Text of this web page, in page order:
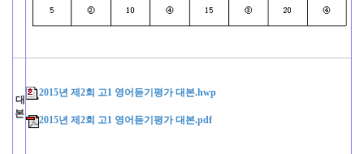
대
본
2015년 제2회 고1 영어듣기평가 대본.hwp
2015년 제2회 고1 영어듣기평가 대본.pdf